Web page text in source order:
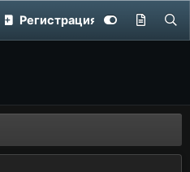
Регистрация